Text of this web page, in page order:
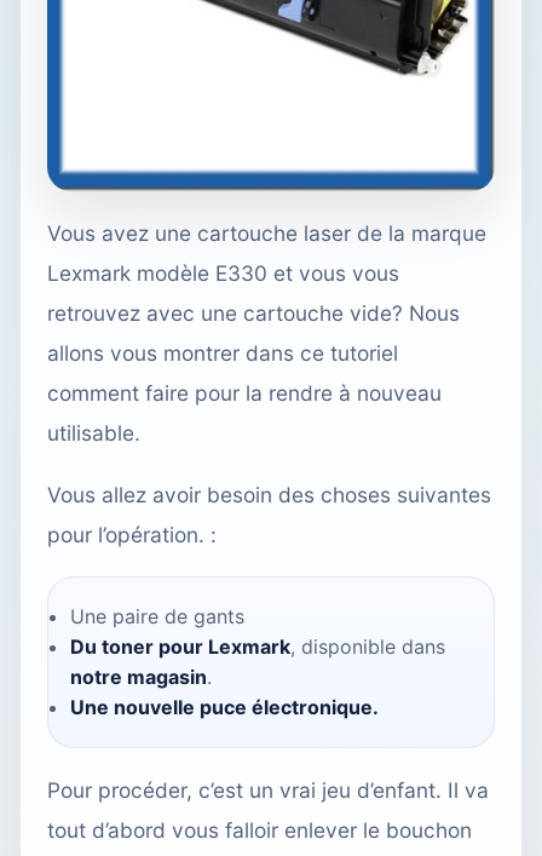
Vous avez une cartouche laser de la marque
Lexmark modèle E330 et vous vous
retrouvez avec une cartouche vide? Nous
allons vous montrer dans ce tutoriel
comment faire pour la rendre à nouveau
utilisable.
Vous allez avoir besoin des choses suivantes
pour l’opération. :
Une paire de gants
Du toner pour Lexmark, disponible dans
notre magasin.
Une nouvelle puce électronique.
Pour procéder, c’est un vrai jeu d’enfant. Il va
tout d’abord vous falloir enlever le bouchon